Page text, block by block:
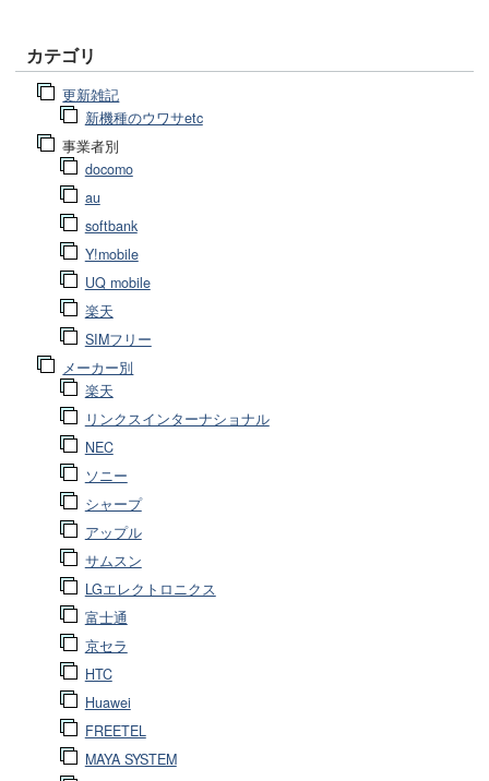
カテゴリ
更新雑記
新機種のウワサetc
事業者別
docomo
au
softbank
Y!mobile
UQ mobile
楽天
SIMフリー
メーカー別
楽天
リンクスインターナショナル
NEC
ソニー
シャープ
アップル
サムスン
LGエレクトロニクス
富士通
京セラ
HTC
Huawei
FREETEL
MAYA SYSTEM